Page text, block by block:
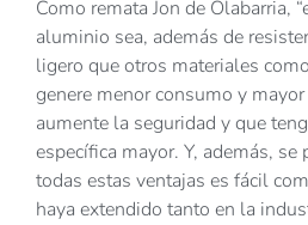
Como remata Jon de Olabarria,
aluminio sea, además de
ligero que otros materiales
genere menor consumo y
aumente la seguridad y que
específica mayor. Y, además, se
todas estas ventajas es fácil
haya extendido tanto en la